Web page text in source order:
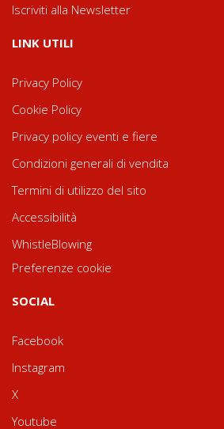
Iscriviti alla Newsletter
LINK UTILI
Privacy Policy
Cookie Policy
Privacy policy eventi e fiere
Condizioni generali di vendita
Termini di utilizzo del sito
Accessibilità
WhistleBlowing
Preferenze cookie
SOCIAL
Facebook
Instagram
X
Youtube